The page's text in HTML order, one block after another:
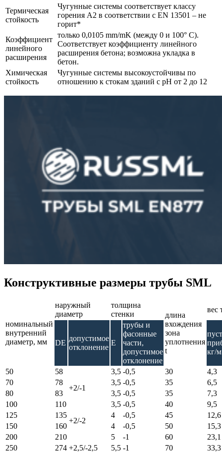
Термическая
стойкость
Чугунные системы соответствует классу
горения A2 в соответствии с EN 13501 – не
горит*
Коэффициент
линейного
расширения
только 0,0105 mm/mK (между 0 и 100° C).
Соответствует коэффициенту линейного
расширения бетона; возможна укладка в
бетон.
Химическая
стойкость
Чугунные системы высокоустойчивы по
отношению к стокам зданий с pH от 2 до 12
Конструктивные размеры трубы SML
номинальный
внутренний
диаметр, мм
наружный
диаметр
толщина
стенки
длина
вхождения
зона
уплотнения
t
вес
DE
допустимое
отклонение
Е
трубы и
фасонные
части,
допустимое
отклонение
кг/м
50
58
+2/-1
3,5 -0,5 30
4,3
70
78 3,5 -0,5 35
6,5
80
83 3,5 -0,5 35
7,3
100
110 3,5 -0,5 40
9,5
125
135
+2/-2
4 -0,5 45
12,6
150
160 4 -0,5 50
15,3
200
210
+2,5/-2,5
5 -1 60
23,1
250
274 5,5 -1 70 33,3